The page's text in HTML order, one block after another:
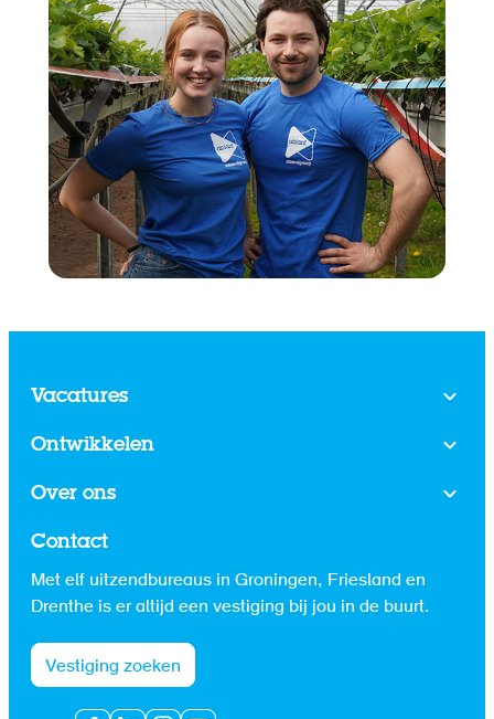
Vacatures
Ontwikkelen
Over ons
Contact
Met elf uitzendbureaus in Groningen, Friesland en
Drenthe is er altijd een vestiging bij jou in de buurt.
Vestiging zoeken